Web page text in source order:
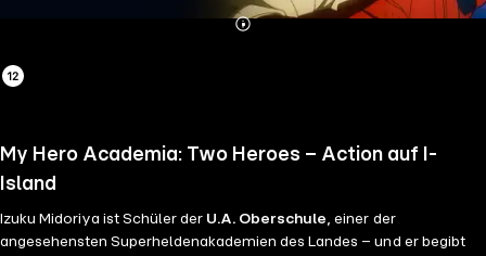
Mehr
My Hero Academia: Two Heroes – Action auf I-
Island
Izuku Midoriya ist Schüler der U.A. Oberschule, einer der
angesehensten Superheldenakademien des Landes – und er begibt